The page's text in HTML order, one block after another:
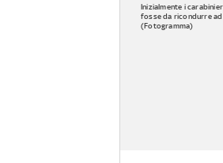
Inizialmente i
fosse da ricondurre ad
(Fotogramma)